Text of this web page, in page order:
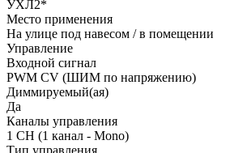
УХЛ2*
Место применения
На улице под навесом / в помещении
Управление
Входной сигнал
PWM СV (ШИМ по напряжению)
Диммируемый(ая)
Да
Каналы управления
1 CH (1 канал - Mono)
Тип управления